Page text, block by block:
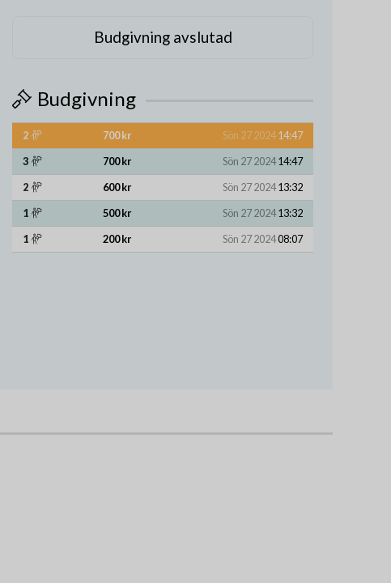
Budgivning avslutad
Budgivning
2 700 kr Sön 27 202414:47
3
700 kr Sön 27 202414:47
2
600 kr Sön 27 202413:32
1
500 kr Sön 27 202413:32
1
200 kr Sön 27 202408:07